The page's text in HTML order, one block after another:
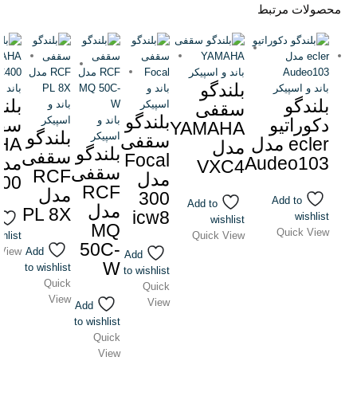
محصولات مرتبط
باند و اسپیکر
بلندگو
دکوراتیو
ecler مدل
Audeo103
Add to
wishlist
Quick View
باند و اسپیکر
بلندگو
سقفی
YAMAHA
مدل
VXC4
Add to
wishlist
Quick View
باند و
اسپیکر
بلندگو
سقفی
Focal
مدل
300
icw8
Add
to wishlist
Quick
View
باند و
اسپیکر
بلندگو
سقفی
RCF
مدل
MQ
50C-
W
Add
to wishlist
Quick
View
باند و
اسپیکر
بلندگو
سقفی
RCF
مدل
PL 8X
Add
to wishlist
Quick
View
باند